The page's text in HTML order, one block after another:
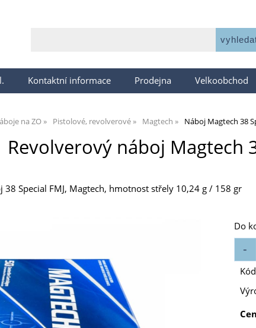
Kontaktní informace Prodejna Velkoobchod
na ZO Pistolové, revolverové Magtech Náboj Magtech 38
Revolverový náboj Magtech
38 Special FMJ, Magtech, hmotnost střely 10,24 g / 158 gr
Do